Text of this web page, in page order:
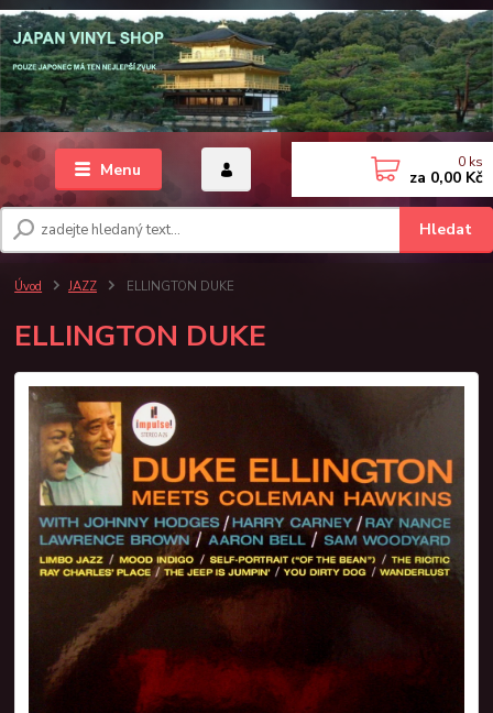
Menu
Hledat
0 ks
za 0,00 Kč
Úvod JAZZ ELLINGTON DUKE
ELLINGTON DUKE